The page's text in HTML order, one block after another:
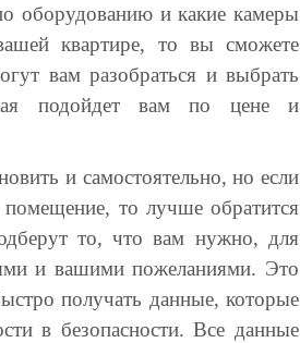
оборудованию и какие камеры
квартире, то вы сможете
вам разобраться и выбрать
подойдет вам по цене и
и самостоятельно, но если
то лучше обратится
то, что вам нужно, для
и вашими пожеланиями. Это
получать данные, которые
в безопасности. Все данные